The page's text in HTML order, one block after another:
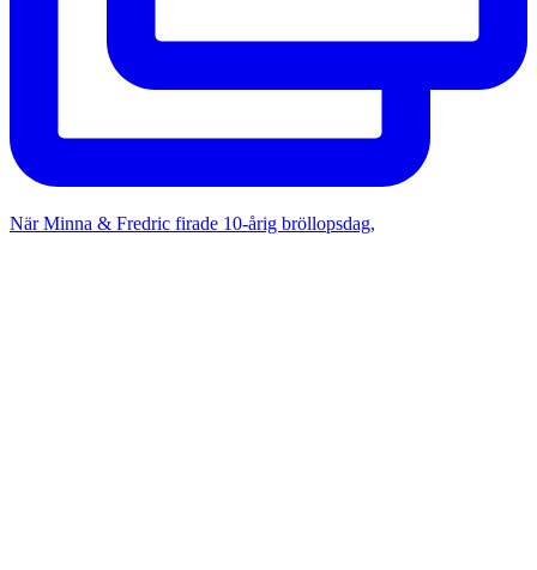
När Minna & Fredric firade 10-årig bröllopsdag,